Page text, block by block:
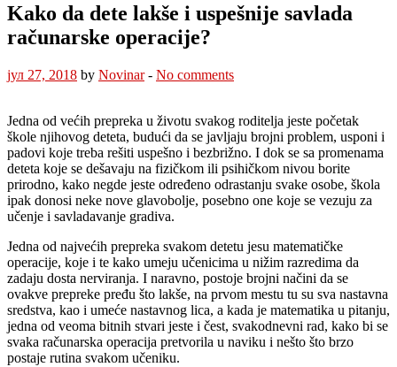
Kako da dete lakše i uspešnije savlada
računarske operacije?
јул 27, 2018 by Novinar- No comments
Jedna od većih prepreka u životu svakog roditelja jeste početak
škole njihovog deteta, budući da se javljaju brojni problem, usponi i
padovi koje treba rešiti uspešno i bezbrižno. I dok se sa promenama
deteta koje se dešavaju na fizičkom ili psihičkom nivou borite
prirodno, kako negde jeste određeno odrastanju svake osobe, škola
ipak donosi neke nove glavobolje, posebno one koje se vezuju za
učenje i savladavanje gradiva.
Jedna od najvećih prepreka svakom detetu jesu matematičke
operacije, koje i te kako umeju učenicima u nižim razredima da
zadaju dosta nerviranja. I naravno, postoje brojni načini da se
ovakve prepreke pređu što lakše, na prvom mestu tu su sva nastavna
sredstva, kao i umeće nastavnog lica, a kada je matematika u pitanju,
jedna od veoma bitnih stvari jeste i čest, svakodnevni rad, kako bi se
svaka računarska operacija pretvorila u naviku i nešto što brzo
postaje rutina svakom učeniku.